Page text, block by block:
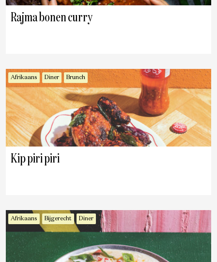
Rajma bonen curry
Afrikaans Diner Brunch
Kip piri piri
Afrikaans Bijgerecht Diner